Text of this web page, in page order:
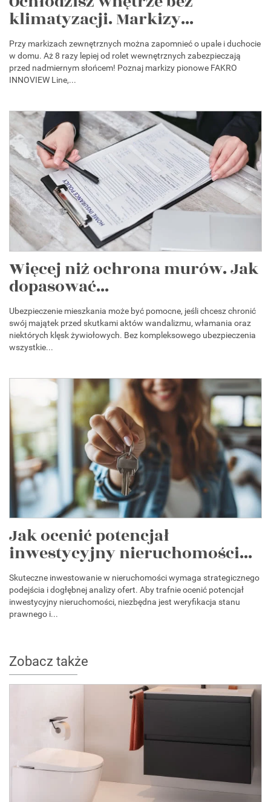
klimatyzacji. Markizy...
Przy markizach zewnętrznych można zapomnieć o upale i duchocie
w domu. Aż 8 razy lepiej od rolet wewnętrznych zabezpieczają
przed nadmiernym słońcem! Poznaj markizy pionowe FAKRO
INNOVIEW Line,...
Więcej niż ochrona murów. Jak
dopasować...
Ubezpieczenie mieszkania może być pomocne, jeśli chcesz chronić
swój majątek przed skutkami aktów wandalizmu, włamania oraz
niektórych klęsk żywiołowych. Bez kompleksowego ubezpieczenia
wszystkie...
Jak ocenić potencjał
inwestycyjny nieruchomości...
Skuteczne inwestowanie w nieruchomości wymaga strategicznego
podejścia i dogłębnej analizy ofert. Aby trafnie ocenić potencjał
inwestycyjny nieruchomości, niezbędna jest weryfikacja stanu
prawnego i...
Zobacz także